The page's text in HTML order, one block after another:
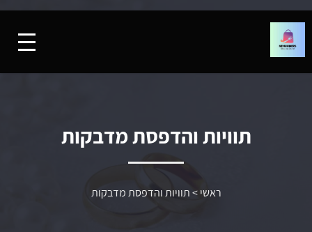
תוויות והדפסת מדבקות
ראשי>תוויות והדפסת מדבקות